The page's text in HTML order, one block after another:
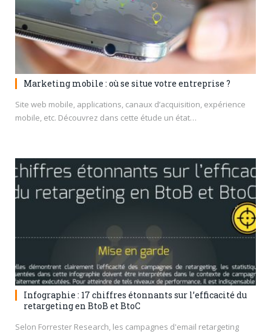
Marketing mobile : où se situe votre entreprise ?
Site web mobile, applications, canaux d’acquisition, expérience
mobile, etc. Découvrez dans cette étude un état…
Infographie : 17 chiffres étonnants sur l’efficacité du
retargeting en BtoB et BtoC
Selon Forrester Research, les campagnes d'email retargeting